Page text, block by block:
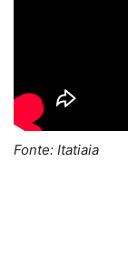
Fonte: Itatiaia